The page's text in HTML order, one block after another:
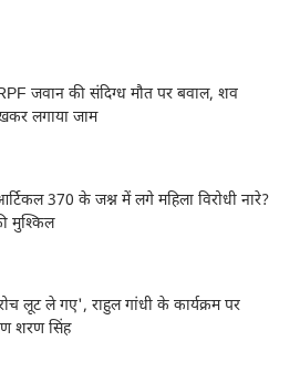
जवान की संदिग्ध मौत पर बवाल, शव
लगाया जाम
370 के जश्न में लगे महिला विरोधी नारे?
मुश्किल
लूट ले गए', राहुल गांधी के कार्यक्रम पर
शरण सिंह